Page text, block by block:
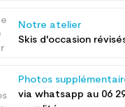
Notre atelier
Skis d'occasion
Photos
via whatsapp au 06